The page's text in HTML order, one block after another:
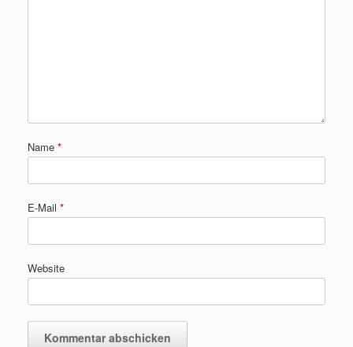
Name *
E-Mail *
Website